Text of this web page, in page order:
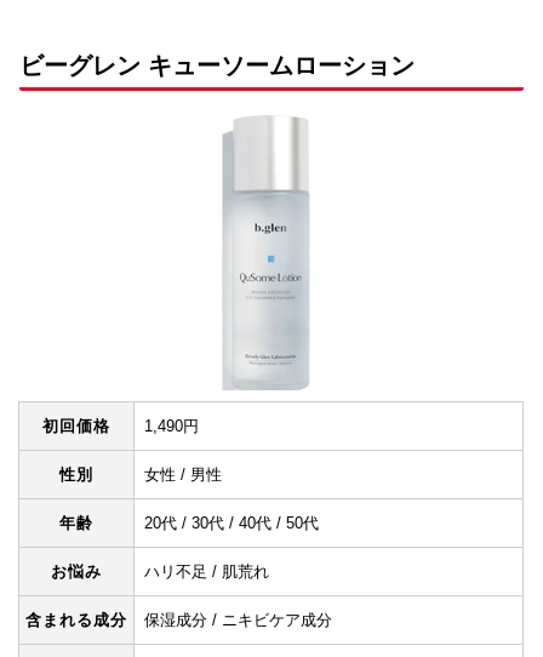
ビーグレン キューソームローション
初回価格 1,490円
性別 女性 / 男性
年齢 20代 / 30代 / 40代 / 50代
お悩み ハリ不足 / 肌荒れ
含まれる成分 保湿成分 / ニキビケア成分